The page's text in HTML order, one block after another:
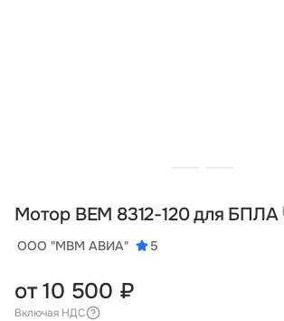
Мотор BEM 8312-120 для БПЛА
ООО "МВМ АВИА" 5
от 10 500 ₽
Включая НДС